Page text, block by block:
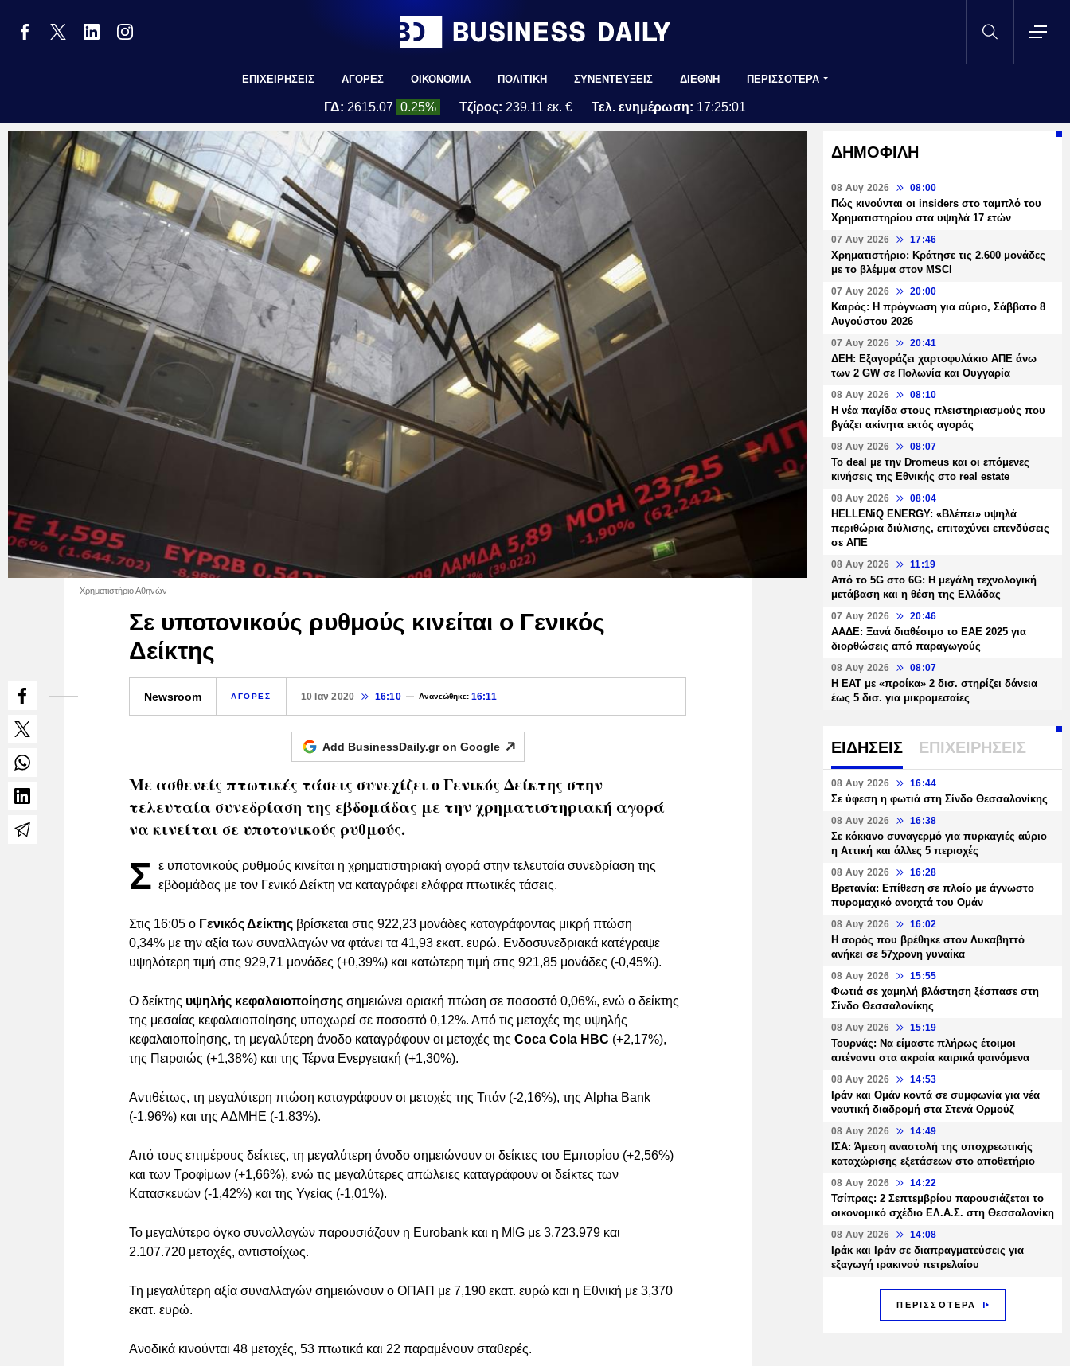
ΕΠΙΧΕΙΡΗΣΕΙΣ ΑΓΟΡΕΣ ΟΙΚΟΝΟΜΙΑ ΠΟΛΙΤΙΚΗ ΣΥΝΕΝΤΕΥΞΕΙΣ ΔΙΕΘΝΗ ΠΕΡΙΣΣΟΤΕΡΑ
ΓΔ: 2615.07 0.25% Τζίρος: 239.11 εκ. € Τελ. ενημέρωση: 17:25:01
Χρηματιστήριο Αθηνών
Σε υποτονικούς ρυθμούς κινείται ο Γενικός
Δείκτης
Newsroom ΑΓΟΡΕΣ 10 Ιαν 2020 16:10 Ανανεώθηκε:16:11
Add BusinessDaily.gr on Google
Με ασθενείς πτωτικές τάσεις συνεχίζει ο Γενικός Δείκτης στην
τελευταία συνεδρίαση της εβδομάδας με την χρηματιστηριακή αγορά
να κινείται σε υποτονικούς ρυθμούς.
Σ ε υποτονικούς ρυθμούς κινείται η χρηματιστηριακή αγορά στην τελευταία συνεδρίαση της
εβδομάδας με τον Γενικό Δείκτη να καταγράφει ελάφρα πτωτικές τάσεις.
Στις 16:05 ο Γενικός Δείκτης βρίσκεται στις 922,23 μονάδες καταγράφοντας μικρή πτώση
0,34% με την αξία των συναλλαγών να φτάνει τα 41,93 εκατ. ευρώ. Ενδοσυνεδριακά κατέγραψε
υψηλότερη τιμή στις 929,71 μονάδες (+0,39%) και κατώτερη τιμή στις 921,85 μονάδες (-0,45%).
Ο δείκτης υψηλής κεφαλαιοποίησης σημειώνει οριακή πτώση σε ποσοστό 0,06%, ενώ ο δείκτης
της μεσαίας κεφαλαιοποίησης υποχωρεί σε ποσοστό 0,12%. Από τις μετοχές της υψηλής
κεφαλαιοποίησης, τη μεγαλύτερη άνοδο καταγράφουν οι μετοχές της Coca Cola HBC (+2,17%),
της Πειραιώς (+1,38%) και της Τέρνα Ενεργειακή (+1,30%).
Αντιθέτως, τη μεγαλύτερη πτώση καταγράφουν οι μετοχές της Τιτάν (-2,16%), της Alpha Bank
(-1,96%) και της ΑΔΜΗΕ (-1,83%).
Από τους επιμέρους δείκτες, τη μεγαλύτερη άνοδο σημειώνουν οι δείκτες του Εμπορίου (+2,56%)
και των Τροφίμων (+1,66%), ενώ τις μεγαλύτερες απώλειες καταγράφουν οι δείκτες των
Κατασκευών (-1,42%) και της Υγείας (-1,01%).
Το μεγαλύτερο όγκο συναλλαγών παρουσιάζουν η Eurobank και η MIG με 3.723.979 και
2.107.720 μετοχές, αντιστοίχως.
Τη μεγαλύτερη αξία συναλλαγών σημειώνουν ο ΟΠΑΠ με 7,190 εκατ. ευρώ και η Εθνική με 3,370
εκατ. ευρώ.
Ανοδικά κινούνται 48 μετοχές, 53 πτωτικά και 22 παραμένουν σταθερές.
ΔΗΜΟΦΙΛΗ
08 Αυγ 2026 08:00
Πώς κινούνται οι insiders στο ταμπλό του
Χρηματιστηρίου στα υψηλά 17 ετών
07 Αυγ 2026 17:46
Χρηματιστήριο: Κράτησε τις 2.600 μονάδες
με το βλέμμα στον MSCI
07 Αυγ 2026 20:00
Καιρός: Η πρόγνωση για αύριο, Σάββατο 8
Αυγούστου 2026
07 Αυγ 2026 20:41
ΔΕΗ: Εξαγοράζει χαρτοφυλάκιο ΑΠΕ άνω
των 2 GW σε Πολωνία και Ουγγαρία
08 Αυγ 2026 08:10
Η νέα παγίδα στους πλειστηριασμούς που
βγάζει ακίνητα εκτός αγοράς
08 Αυγ 2026 08:07
Το deal με την Dromeus και οι επόμενες
κινήσεις της Εθνικής στο real estate
08 Αυγ 2026 08:04
HELLENiQ ENERGY: «Βλέπει» υψηλά
περιθώρια διύλισης, επιταχύνει επενδύσεις
σε ΑΠΕ
08 Αυγ 2026 11:19
Από το 5G στο 6G: Η μεγάλη τεχνολογική
μετάβαση και η θέση της Ελλάδας
07 Αυγ 2026 20:46
ΑΑΔΕ: Ξανά διαθέσιμο το ΕΑΕ 2025 για
διορθώσεις από παραγωγούς
08 Αυγ 2026 08:07
Η ΕΑΤ με «προίκα» 2 δισ. στηρίζει δάνεια
έως 5 δισ. για μικρομεσαίες
ΕΙΔΗΣΕΙΣ ΕΠΙΧΕΙΡΗΣΕΙΣ
08 Αυγ 2026 16:44
Σε ύφεση η φωτιά στη Σίνδο Θεσσαλονίκης
08 Αυγ 2026 16:38
Σε κόκκινο συναγερμό για πυρκαγιές αύριο
η Αττική και άλλες 5 περιοχές
08 Αυγ 2026 16:28
Βρετανία: Επίθεση σε πλοίο με άγνωστο
πυρομαχικό ανοιχτά του Ομάν
08 Αυγ 2026 16:02
Η σορός που βρέθηκε στον Λυκαβηττό
ανήκει σε 57χρονη γυναίκα
08 Αυγ 2026 15:55
Φωτιά σε χαμηλή βλάστηση ξέσπασε στη
Σίνδο Θεσσαλονίκης
08 Αυγ 2026 15:19
Τουρνάς: Να είμαστε πλήρως έτοιμοι
απέναντι στα ακραία καιρικά φαινόμενα
08 Αυγ 2026 14:53
Ιράν και Ομάν κοντά σε συμφωνία για νέα
ναυτική διαδρομή στα Στενά Ορμούζ
08 Αυγ 2026 14:49
ΙΣΑ: Άμεση αναστολή της υποχρεωτικής
καταχώρισης εξετάσεων στο αποθετήριο
08 Αυγ 2026 14:22
Τσίπρας: 2 Σεπτεμβρίου παρουσιάζεται το
οικονομικό σχέδιο ΕΛ.Α.Σ. στη Θεσσαλονίκη
08 Αυγ 2026 14:08
Ιράκ και Ιράν σε διαπραγματεύσεις για
εξαγωγή ιρακινού πετρελαίου
ΠΕΡΙΣΣΟΤΕΡΑ